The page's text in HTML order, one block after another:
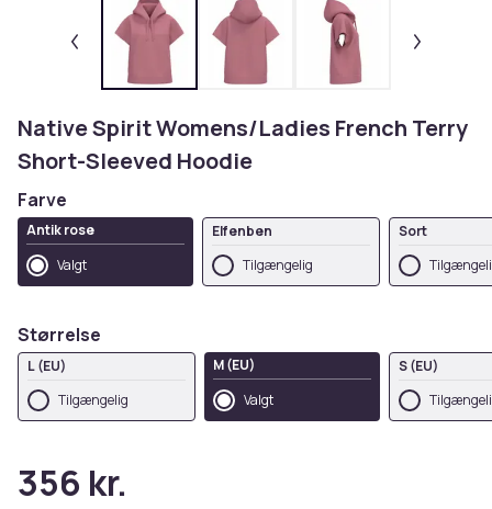
Native Spirit Womens/Ladies French Terry
Short-Sleeved Hoodie
Farve
Antik rose
Valgt
Elfenben
Tilgængelig
Sort
Størrelse
L (EU)
Tilgængelig
M (EU)
Valgt
S (EU)
356 kr.